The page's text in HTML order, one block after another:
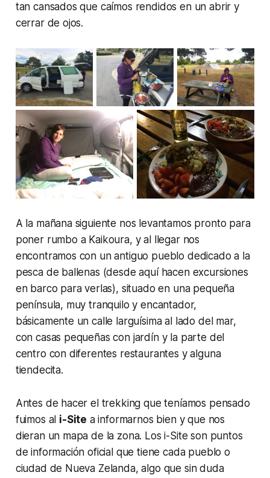
tan cansados que caímos rendidos en un abrir y
cerrar de ojos.
A la mañana siguiente nos levantamos pronto para
poner rumbo a Kaikoura, y al llegar nos
encontramos con un antiguo pueblo dedicado a la
pesca de ballenas (desde aquí hacen excursiones
en barco para verlas), situado en una pequeña
península, muy tranquilo y encantador,
básicamente un calle larguísima al lado del mar,
con casas pequeñas con jardín y la parte del
centro con diferentes restaurantes y alguna
tiendecita.
Antes de hacer el trekking que teníamos pensado
fuimos al i-Site a informarnos bien y que nos
dieran un mapa de la zona. Los i-Site son puntos
de información oficial que tiene cada pueblo o
ciudad de Nueva Zelanda, algo que sin duda